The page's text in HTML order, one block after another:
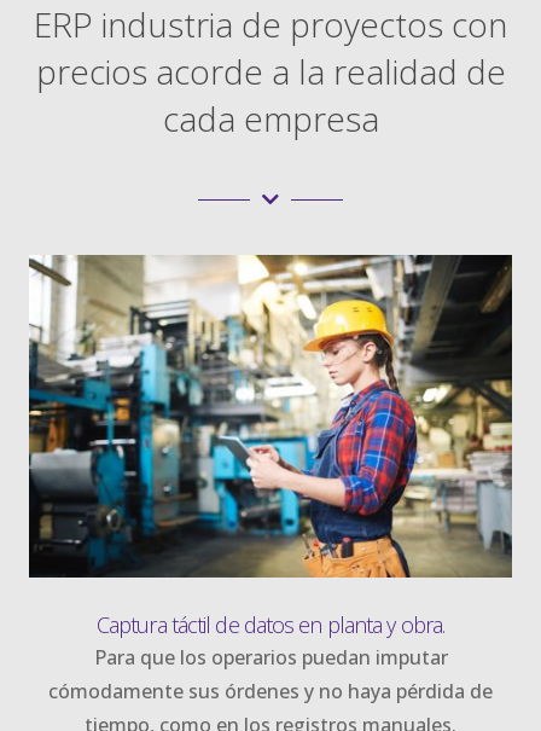
ERP industria de proyectos con
precios acorde a la realidad de
cada empresa
Captura táctil de datos en planta y obra.
Para que los operarios puedan imputar
cómodamente sus órdenes y no haya pérdida de
tiempo, como en los registros manuales.